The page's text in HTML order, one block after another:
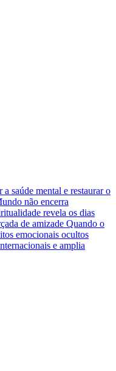
saúde mental e restaurar o
não encerra
revela os dias
de amizade Quando o
emocionais ocultos
e amplia